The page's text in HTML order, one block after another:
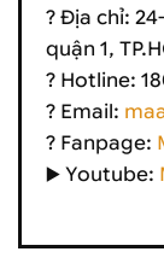
? Địa chỉ:
quận 1,
? Hotline:
? Email:
? Fanpage:
▶️ Youtube: